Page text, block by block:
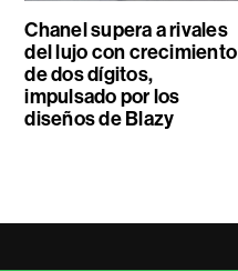
Chanel supera a rivales
del lujo con crecimiento
de dos dígitos,
impulsado por los
diseños de Blazy